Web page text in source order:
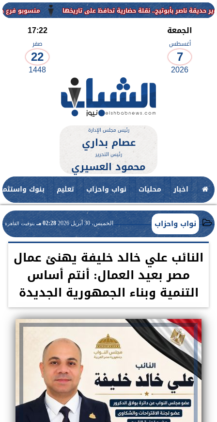
منسوبو فرع جامعة
الجمعة
أغسطس
7
2026
17:22
صفر
22
1448
رئيس مجلس الإدارة
عصام بداري
رئيس التحرير
محمود العسيري
اخبار محليات نواب واحزاب تعليم بنوك
نواب واحزاب الخميس، 30 أبريل 2026 02:28 مـ بتوقيت القاهرة
النائب علي خالد خليفة يهنئ عمال
مصر بعيد العمال: أنتم أساس
التنمية وبناء الجمهورية الجديدة